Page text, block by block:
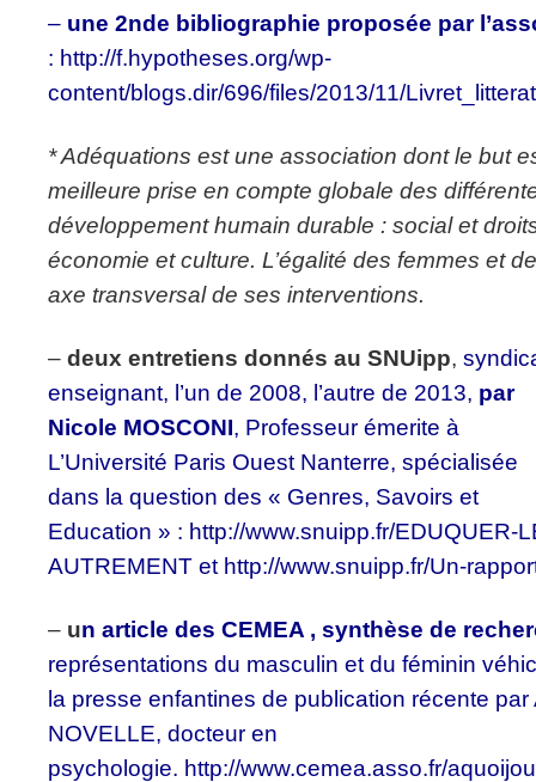
– une 2nde bibliographie proposée par
: http://f.hypotheses.org/wp-
content/blogs.dir/696/files/2013/11/
* Adéquations est une association dont le but
meilleure prise en compte globale des
développement humain durable : socialet
économie et culture. L’égalité des femmes et
axe transversal de ses interventions.
– deux entretiens donnés au SNUipp,
enseignant, l’un de 2008, l’autre de 2013, par
Nicole MOSCONI, Professeur émerite à
L’Université Paris Ouest Nanterre, spécialisée
dans la question des « Genres, Savoirs et
Education » : http://www.snuipp.fr/EDUQUER-
AUTREMENT et http://www.snuipp.fr/Un-
– un article des CEMEA , synthèse de
représentations du masculin et du féminin
la presse enfantines de publication récente
NOVELLE, docteur en
psychologie. http://www.cemea.asso.fr/